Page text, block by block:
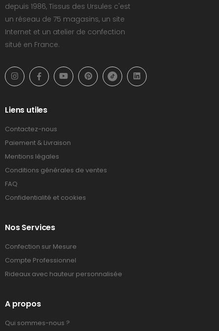
depuis 1986, Tissus des Ursules c'est
un réseau de 75 magasins, un site
Internet et un atelier de confection
situé en France.
Liens utiles
Contactez-nous
Paiement & Livraison
Mentions légales
Conditions générales de ventes
FAQ
Confidentialité et cookies
Nos Services
Confection sur Mesure
Compte Professionnel
Rideaux avec hauteur personnalisée
A propos
Qui sommes-nous ?